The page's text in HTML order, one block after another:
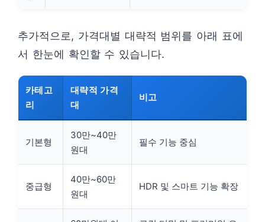
추가적으로, 가격대별 대략적 범위를 아래 표에
서 한눈에 확인할 수 있습니다.
카테고
리
대략적 가격
대
비고
기본형
30만~40만
원대
필수 기능 중심
중급형
40만~60만
원대
HDR 및 스마트 기능 확장